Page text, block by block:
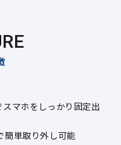
スマホをしっかり固定出
簡単取り外し可能